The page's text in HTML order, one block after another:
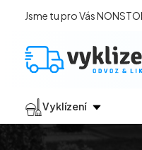
Jsme tu pro Vás
Vyklízení
Jak vyklízení